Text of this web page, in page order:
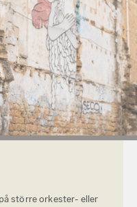
större orkester- eller